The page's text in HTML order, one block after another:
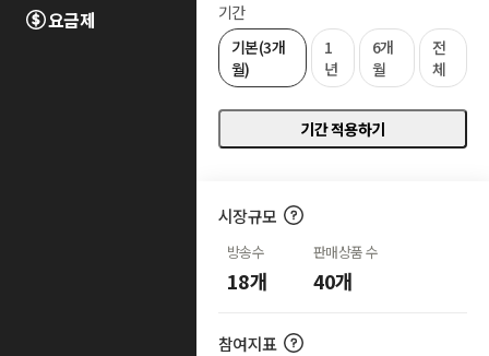
요금제
기간
기본(3개
월)
1
년
6개
월
전
체
기간 적용하기
시장규모
방송수
18개
판매상품 수
40개
참여지표